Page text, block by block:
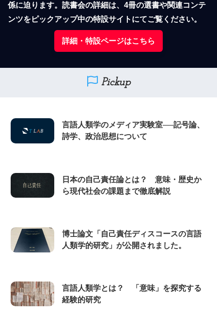
係に迫ります。読書会の詳細は、4冊の選書や関連コンテ
ンツをピックアップ中の特設サイトにてご覧ください。
詳細・特設ページはこちら
Pickup
言語人類学のメディア実験室──記号論、
詩学、政治思想について
日本の自己責任論とは？ 意味・歴史か
ら現代社会の課題まで徹底解説
博士論文「自己責任ディスコースの言語
人類学的研究」が公開されました。
言語人類学とは？ 「意味」を探究する
経験的研究